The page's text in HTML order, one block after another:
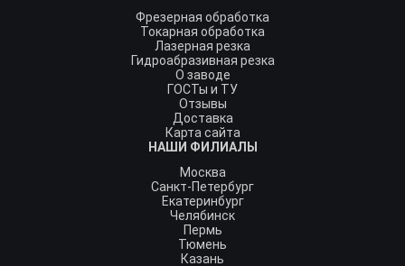
Фрезерная обработка
Токарная обработка
Лазерная резка
Гидроабразивная резка
О заводе
ГОСТы и ТУ
Отзывы
Доставка
Карта сайта
НАШИ ФИЛИАЛЫ
Москва
Санкт-Петербург
Екатеринбург
Челябинск
Пермь
Тюмень
Казань